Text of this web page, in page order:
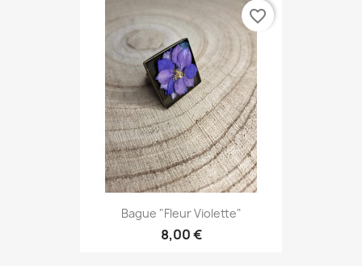
Bague "Fleur Violette"
8,00 €
favorite_border